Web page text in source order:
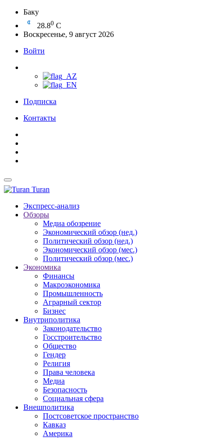
Баку
28.80 C
Воскресенье, 9 август 2026
Войти
Подписка
Контакты
Turan
Экспресс-анализ
Обзоры
Медиа обозрение
Экономический обзор (нед.)
Политический обзор (нед.)
Экономический обзор (мес.)
Политический обзор (мес.)
Экономика
Финансы
Макроэкономика
Промышленность
Аграрный сектор
Бизнес
Внутриполитика
Законодательство
Госстроительство
Общество
Гендер
Религия
Права человека
Медиа
Безопасность
Социальная сфера
Внешполитика
Постсоветское пространство
Кавказ
Америка